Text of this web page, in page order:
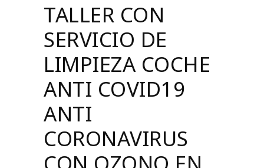
TALLER CON
SERVICIO DE
LIMPIEZA COCHE
ANTI COVID19
ANTI
CORONAVIRUS